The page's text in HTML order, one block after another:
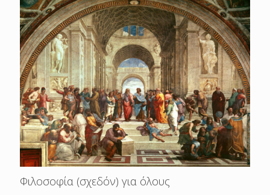
Φιλοσοφία (σχεδόν) για όλους